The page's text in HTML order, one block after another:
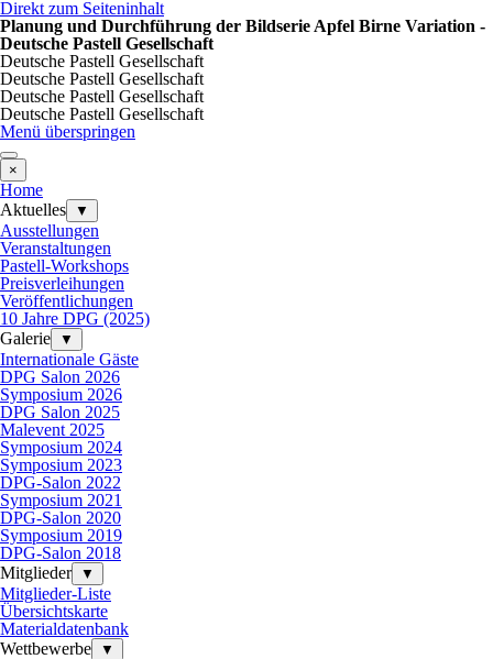
Direkt zum Seiteninhalt
Planung und Durchführung der Bildserie Apfel Birne Variation -
Deutsche Pastell Gesellschaft
Deutsche Pastell Gesellschaft
Deutsche Pastell Gesellschaft
Deutsche Pastell Gesellschaft
Deutsche Pastell Gesellschaft
Menü überspringen
×
Home
Aktuelles
▼
Ausstellungen
Veranstaltungen
Pastell-Workshops
Preisverleihungen
Veröffentlichungen
10 Jahre DPG (2025)
Galerie
▼
Internationale Gäste
DPG Salon 2026
Symposium 2026
DPG Salon 2025
Malevent 2025
Symposium 2024
Symposium 2023
DPG-Salon 2022
Symposium 2021
DPG-Salon 2020
Symposium 2019
DPG-Salon 2018
Mitglieder
▼
Mitglieder-Liste
Übersichtskarte
Materialdatenbank
Wettbewerbe
▼